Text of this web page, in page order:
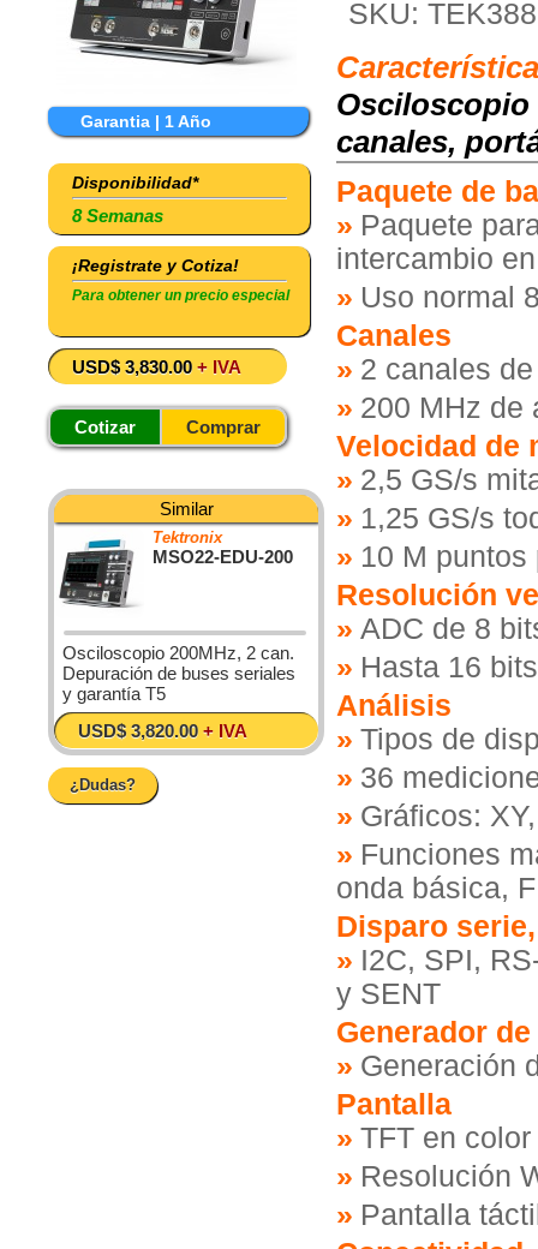
Garantia | 1 Año
Disponibilidad*
8 Semanas
¡Registrate y Cotiza!
Para obtener un precio especial
USD$ 3,830.00 + IVA
Cotizar Comprar
Similar
Tektronix
MSO22-EDU-200
Osciloscopio 200MHz, 2 can.
Depuración de buses seriales
y garantía T5
USD$ 3,820.00 + IVA
¿Dudas?
SKU:
Osciloscopio
canales,
Paquete de
Paquete
intercambio
Uso normal
Canales
2 canales
200 MHz de
Velocidad de
2,5 GS/s
1,25 GS/s
10 M
Resolución
ADC de 8
Hasta 16
Análisis
Tipos de
36
Gráficos:
Funciones
onda básica,
Disparo
I2C, SPI,
y SENT
Generador
Generación
Pantalla
TFT en
Resolución
Pantalla